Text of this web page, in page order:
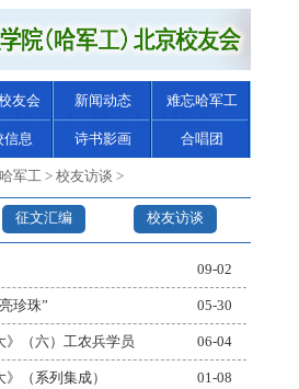
友会 新闻动态 难忘哈军工
信息 诗书影画 合唱团
军工 > 校友访谈 >
征文汇编 校友访谈
09-02
珍珠” 05-30
》（六）工农兵学员 06-04
》（系列集成） 01-08